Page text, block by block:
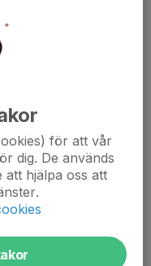
för att vår
dig. De används
hjälpa oss att